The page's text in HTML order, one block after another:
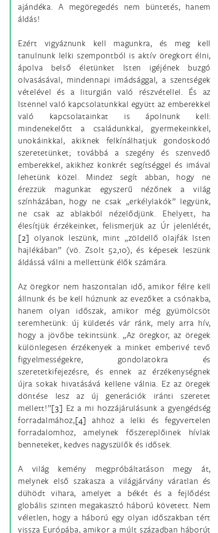
ajándéka. A megöregedés nem büntetés, hanem
áldás!
Ezért vigyáznunk kell magunkra, és meg kell
tanulnunk lelki szempontból is aktív öregkort élni,
ápolva belső életünket Isten igéjének buzgó
olvasásával, mindennapi imádsággal, a szentségek
vételével és a liturgián való részvétellel. És az
Istennel való kapcsolatunkkal együtt az emberekkel
való kapcsolatainkat is ápolnunk kell:
mindenekelőtt a családunkkal, gyermekeinkkel,
unokáinkkal, akiknek felkínálhatjuk gondoskodó
szeretetünket; továbbá a szegény és szenvedő
emberekkel, akikhez konkrét segítséggel és imával
lehetünk közel. Mindez segít abban, hogy ne
érezzük magunkat egyszerű nézőnek a világ
színházában, hogy ne csak „erkélylakók” legyünk,
ne csak az ablakból nézelődjünk. Ehelyett, ha
élesítjük érzékeinket, felismerjük az Úr jelenlétét,
[2] olyanok leszünk, mint „zöldellő olajfák Isten
hajlékában” (vö. Zsolt 52,10), és képesek leszünk
áldássá válni a mellettünk élők számára.
Az öregkor nem haszontalan idő, amikor félre kell
állnunk és be kell húznunk az evezőket a csónakba,
hanem olyan időszak, amikor még gyümölcsöt
teremhetünk: új küldetés vár ránk, mely arra hív,
hogy a jövőbe tekintsünk. „Az öregkor, az öregek
különlegesen érzékenyek a minket emberivé tevő
figyelmességekre, gondolatokra és
szeretetkifejezésre, és ennek az érzékenységnek
újra sokak hivatásává kellene válnia. Ez az öregek
döntése lesz az új generációk iránti szeretet
mellett!”[3] Ez a mi hozzájárulásunk a gyengédség
forradalmához,[4] ahhoz a lelki és fegyvertelen
forradalomhoz, amelynek főszereplőinek hívlak
benneteket, kedves nagyszülők és idősek.
A világ kemény megpróbáltatáson megy át,
melynek első szakasza a világjárvány váratlan és
dühödt vihara, amelyet a békét és a fejlődést
globális szinten megakasztó háború követett. Nem
véletlen, hogy a háború egy olyan időszakban tért
vissza Európába, amikor a múlt században háborút